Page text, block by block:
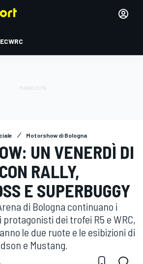
WRC
Motorshow di Bologna
UN VENERDÌ DI
RALLY,
E SUPERBUGGY
di Bologna continuano i
dei trofei R5 e WRC,
le due ruote e le esibizioni di
e Mustang.